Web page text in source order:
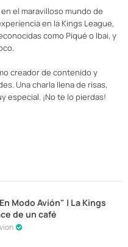
el maravilloso mundo de
en la Kings League,
como Piqué o Ibai, y
creador de contenido y
Una charla llena de risas,
especial. ¡No te lo pierdas!
Avión" | La Kings
de un café